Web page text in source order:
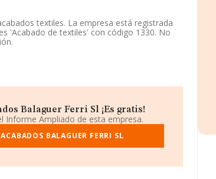
textiles. La empresa está registrada
'Acabado de textiles' con código 1330. No
y atendiendo a los datos disponibles en
(46880), Bocairent, provincia de Valencia,
de hasta 1.323 empresas, en el ámbito
de euros y la media entre todas las
122 empresas, cuyas ventas en 2009 han
Balaguer Ferri Sl ¡Es gratis!
Informe Ampliado de esta empresa.
BALAGUER FERRI SL